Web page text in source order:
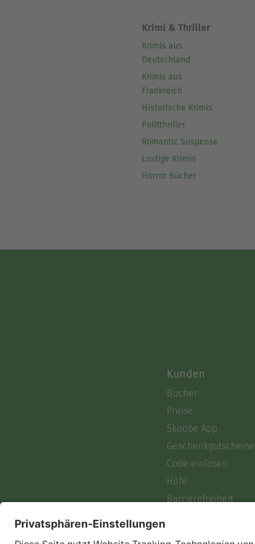
Krimi & Thriller
Krimis aus
Deutschland
Krimis aus
Frankreich
Historische Krimis
Politthriller
Romantic Suspense
Lustige Krimis
Horror Bücher
Kunden
Bücher
Preise
Skoobe App
Geschenkgutscheine
Code einlösen
Hilfe
Barrierefreiheit